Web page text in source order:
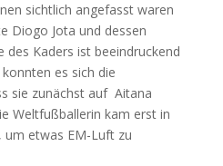
sichtlich angefasst waren
Diogo Jota und dessen
des Kaders ist beeindruckend
es sich die
sie zunächst auf Aitana
Weltfußballerin kam erst in
um etwas EM-Luft zu